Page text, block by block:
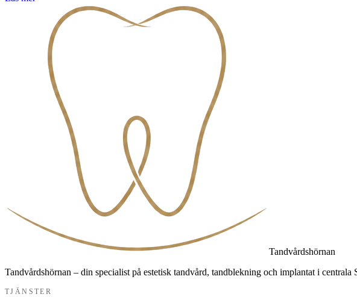
Tandvårdshörnan
Tandvårdshörnan – din specialist på estetisk tandvård, tandblekning och implantat i
TJÄNSTER